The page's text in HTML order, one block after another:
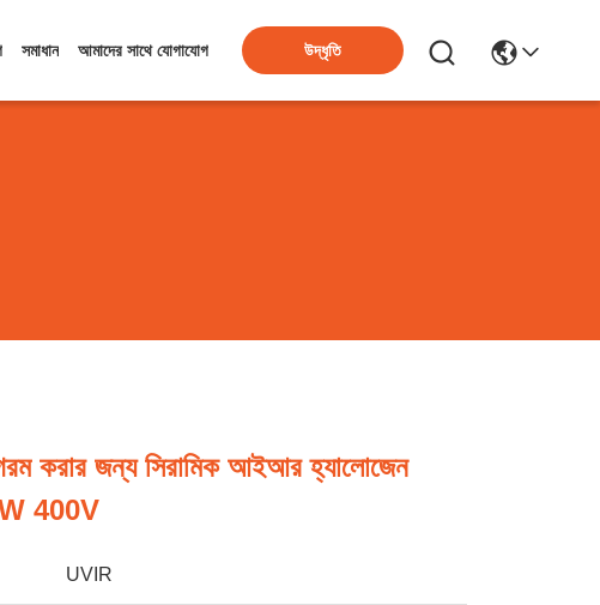
সমাধান আমাদের সাথে যোগাযোগ উদ্ধৃতি
করার জন্য সিরামিক আইআর হ্যালোজেন
400V
UVIR